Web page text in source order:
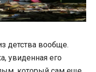
детства вообще.
увиденная его